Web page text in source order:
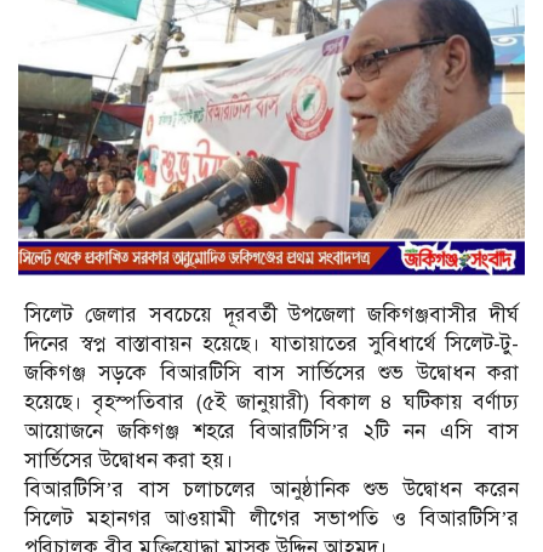
সিলেট জেলার সবচেয়ে দূরবর্তী উপজেলা জকিগঞ্জবাসীর দীর্ঘ
দিনের স্বপ্ন বাস্তাবায়ন হয়েছে। যাতায়াতের সুবিধার্থে সিলেট-টু-
জকিগঞ্জ সড়কে বিআরটিসি বাস সার্ভিসের শুভ উদ্বোধন করা
হয়েছে। বৃহস্পতিবার (৫ই জানুয়ারী) বিকাল ৪ ঘটিকায় বর্ণাঢ্য
আয়োজনে জকিগঞ্জ শহরে বিআরটিসি’র ২টি নন এসি বাস
সার্ভিসের উদ্বোধন করা হয়।
বিআরটিসি’র বাস চলাচলের আনুষ্ঠানিক শুভ উদ্বোধন করেন
সিলেট মহানগর আওয়ামী লীগের সভাপতি ও বিআরটিসি’র